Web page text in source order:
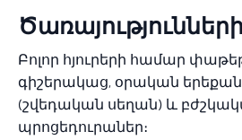
Բոլոր հյուրերի համար
գիշերակաց, օրական
(շվեդական սեղան) և
պրոցեդուրաներ։